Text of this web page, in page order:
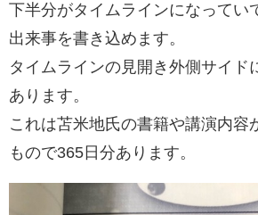
下半分がタイムラインになってい
出来事を書き込めます。
タイムラインの見開き外側サイド
あります。
これは苫米地氏の書籍や講演内容
もので365日分あります。